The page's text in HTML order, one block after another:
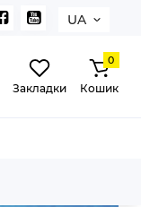
UA
Закладки
0
Кошик